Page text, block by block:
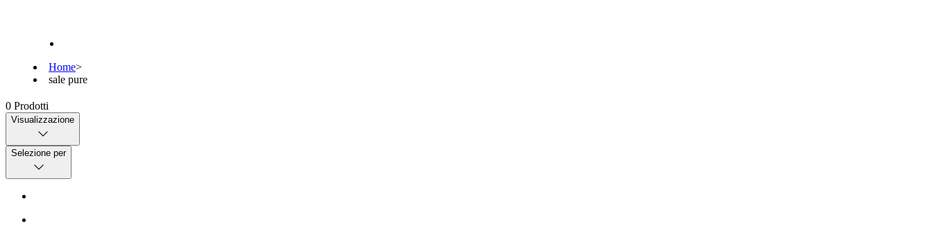
Home>
sale pure
0 Prodotti
Visualizzazione
Selezione per